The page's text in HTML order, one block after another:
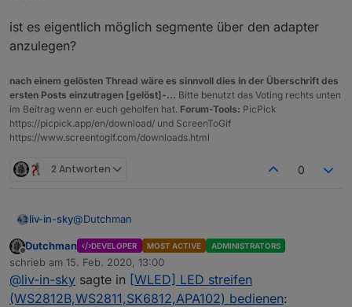
ist es eigentlich möglich segmente über den adapter
anzulegen?
nach einem gelösten Thread wäre es sinnvoll dies in der Überschrift des
ersten Posts einzutragen [gelöst]-... Bitte benutzt das Voting rechts unten
im Beitrag wenn er euch geholfen hat. Forum-Tools: PicPick
https://picpick.app/en/download/ und ScreenToGif
https://www.screentogif.com/downloads.html
2 Antworten 0
liv-in-sky@Dutchman
die segmente werden nicht als datenpunke
aktualisiert, wenn man diese über die weboberfläche
erhöht oder löscht
ist es eigentlich möglich segmente über den adapter
anzulegen?
Offline
Dutchman DEVELOPER MOST ACTIVE ADMINISTRATORS
schrieb am 15. Feb. 2020, 13:00
zuletzt editiert von
@liv-in-sky sagte in [WLED] LED streifen
(WS2812B,WS2811,SK6812,APA102) bedienen: